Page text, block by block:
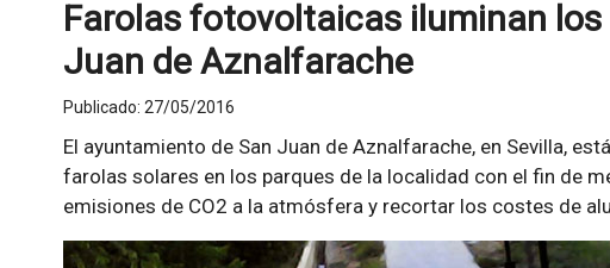
Farolas fotovoltaicas iluminan los
Juan de Aznalfarache
Publicado: 27/05/2016
El ayuntamiento de San Juan de Aznalfarache, en Sevilla,
farolas solares en los parques de la localidad con el fin de
emisiones de CO2 a la atmósfera y recortar los costes de